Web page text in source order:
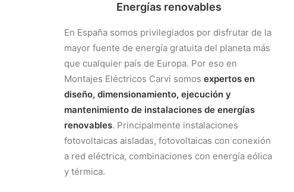
Energías renovables
En España somos privilegiados por disfrutar de la
mayor fuente de energía gratuita del planeta más
que cualquier país de Europa. Por eso en
Montajes Eléctricos Carvi somos expertos en
diseño, dimensionamiento, ejecución y
mantenimiento de instalaciones de energías
renovables. Principalmente instalaciones
fotovoltaicas aisladas, fotovoltaicas con conexión
a red eléctrica, combinaciones con energía eólica
y térmica.